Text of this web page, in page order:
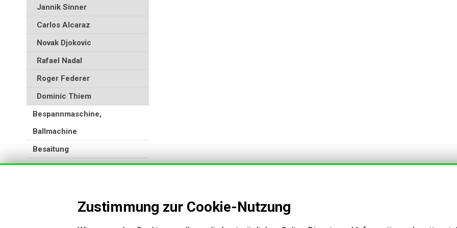
Jannik Sinner
Carlos Alcaraz
Novak Djokovic
Rafael Nadal
Roger Federer
Dominic Thiem
Bespannmaschine,
Ballmachine
Besaitung
Zustimmung zur Cookie-Nutzung